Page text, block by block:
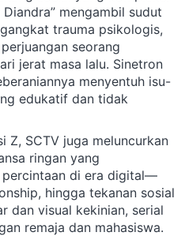
mengambil sudut
trauma psikologis,
seorang
jerat masa lalu. Sinetron
menyentuh isu-
edukatif dan tidak
Z, SCTV juga meluncurkan
ringan yang
percintaan di era digital—
hingga tekanan sosial
dan visual kekinian, serial
remaja dan mahasiswa.